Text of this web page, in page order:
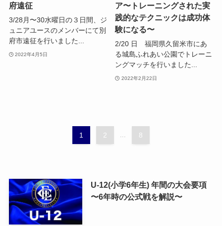
府遠征
3/28月〜30水曜日の３日間、ジ
ュニアユースのメンバーにて別
府市遠征を行いました...
2022年4月5日
ア〜トレーニングされた実
践的なテクニックは成功体
験になる〜
2/20 日 福岡県久留米市にあ
る城島ふれあい公園でトレーニ
ングマッチを行いました...
2022年2月22日
1 2 8
U-12(小学6年生) 年間の大会要項
〜6年時の公式戦を解説〜